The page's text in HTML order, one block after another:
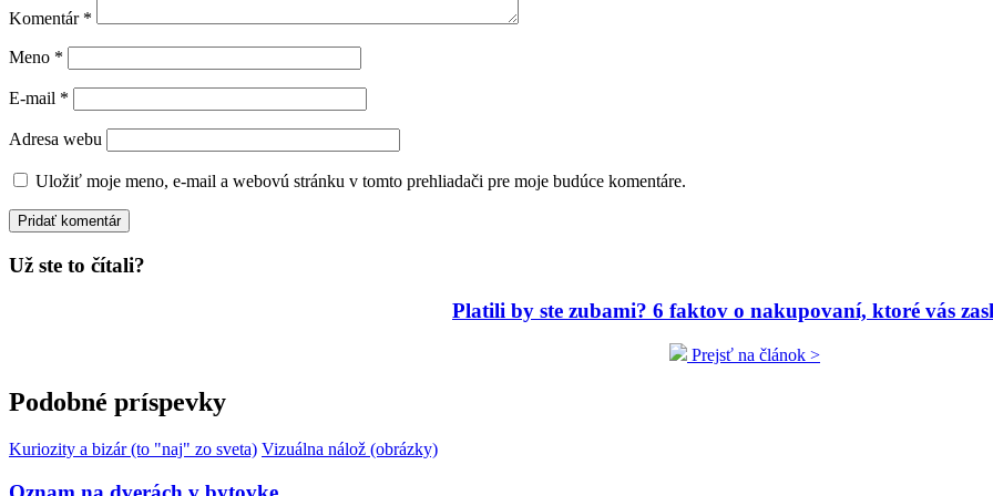
Komentár *
Meno *
E-mail *
Adresa webu
Uložiť moje meno, e-mail a webovú stránku v tomto prehliadači pre moje budúce komentáre.
Už ste to čítali?
Platili by ste zubami? 6 faktov o nakupovaní, ktoré vás
Prejsť na článok >
Podobné príspevky
Kuriozity a bizár (to "naj" zo sveta) Vizuálna nálož (obrázky)